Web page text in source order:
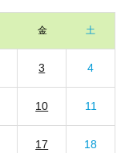
金 土
3 4
10 11
17 18